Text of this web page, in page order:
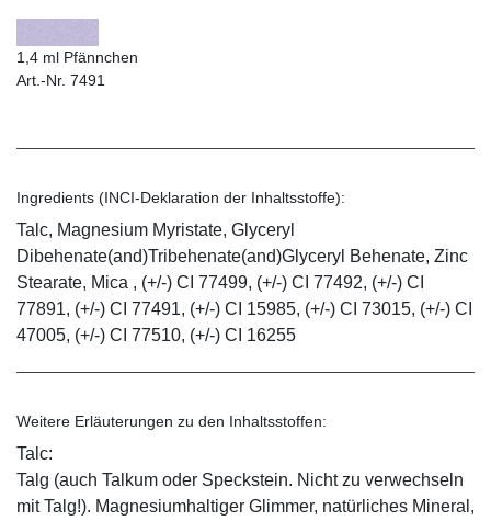
1,4 ml Pfännchen
Art.-Nr. 7491
Ingredients (INCI-Deklaration der Inhaltsstoffe):
Talc, Magnesium Myristate, Glyceryl
Dibehenate(and)Tribehenate(and)Glyceryl Behenate, Zinc
Stearate, Mica , (+/-) CI 77499, (+/-) CI 77492, (+/-) CI
77891, (+/-) CI 77491, (+/-) CI 15985, (+/-) CI 73015, (+/-) CI
47005, (+/-) CI 77510, (+/-) CI 16255
Weitere Erläuterungen zu den Inhaltsstoffen:
Talc:
Talg (auch Talkum oder Speckstein. Nicht zu verwechseln
mit Talg!). Magnesiumhaltiger Glimmer, natürliches Mineral,